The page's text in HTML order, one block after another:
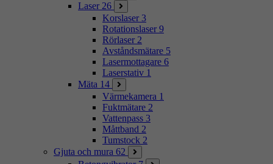
Laser 26
Korslaser 3
Rotationslaser 9
Rörlaser 2
Avståndsmätare 5
Lasermottagare 6
Laserstativ 1
Mäta 14
Värmekamera 1
Fuktmätare 2
Vattenpass 3
Måttband 2
Tumstock 2
Gjuta och mura 62